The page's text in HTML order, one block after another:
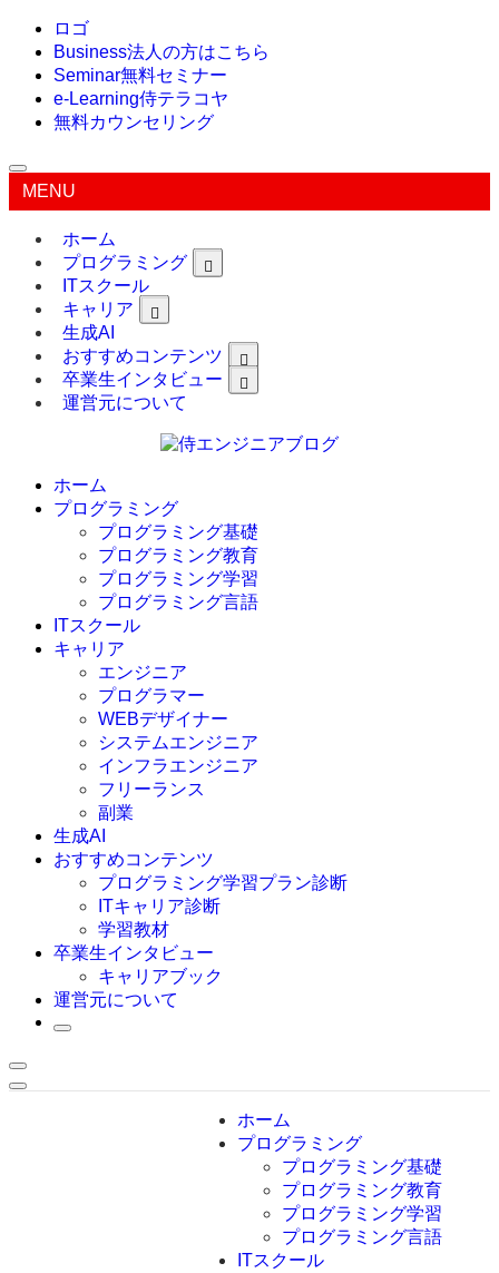
ロゴ
Business法人の方はこちら
Seminar無料セミナー
e-Learning侍テラコヤ
無料カウンセリング
MENU
ホーム
プログラミング
ITスクール
キャリア
生成AI
おすすめコンテンツ
卒業生インタビュー
運営元について
ホーム
プログラミング
プログラミング基礎
プログラミング教育
プログラミング学習
プログラミング言語
C言語
C#
VBA
Go言語
Kotlin
Java
JavaScript
Swift
Ruby
その他言語
ITスクール
キャリア
エンジニア
プログラマー
WEBデザイナー
システムエンジニア
インフラエンジニア
フリーランス
副業
生成AI
おすすめコンテンツ
プログラミング学習プラン診断
ITキャリア診断
学習教材
卒業生インタビュー
キャリアブック
運営元について
ホーム
プログラミング
プログラミング基礎
プログラミング教育
プログラミング学習
プログラミング言語
ITスクール